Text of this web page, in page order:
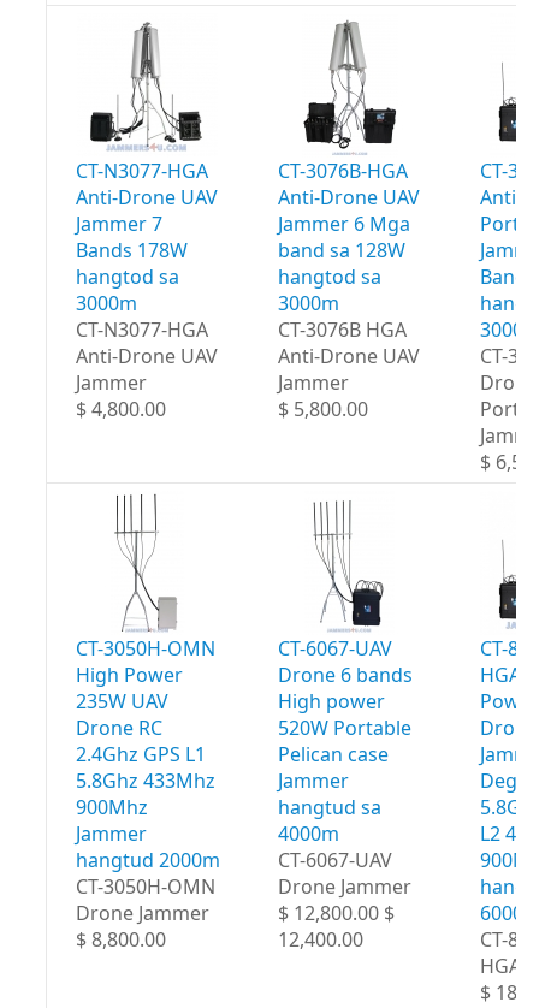
CT-N3077-HGA
Anti-Drone UAV
Jammer 7
Bands 178W
hangtod sa
3000m
CT-N3077-HGA
Anti-Drone UAV
Jammer
$ 4,800.00
CT-3076B-HGA
Anti-Drone UAV
Jammer 6 Mga
band sa 128W
hangtod sa
3000m
CT-3076B HGA
Anti-Drone UAV
Jammer
$ 5,800.00
CT-
Anti-
CT-
$
CT-3050H-OMN
High Power
235W UAV
Drone RC
2.4Ghz GPS L1
5.8Ghz 433Mhz
900Mhz
Jammer
hangtud 2000m
CT-3050H-OMN
Drone Jammer
$ 8,800.00
CT-6067-UAV
Drone 6 bands
High power
520W Portable
Pelican case
Jammer
hangtud sa
4000m
CT-6067-UAV
Drone Jammer
$ 12,800.00 $
12,400.00
CT-
HGA
L2
CT-
HGA
$